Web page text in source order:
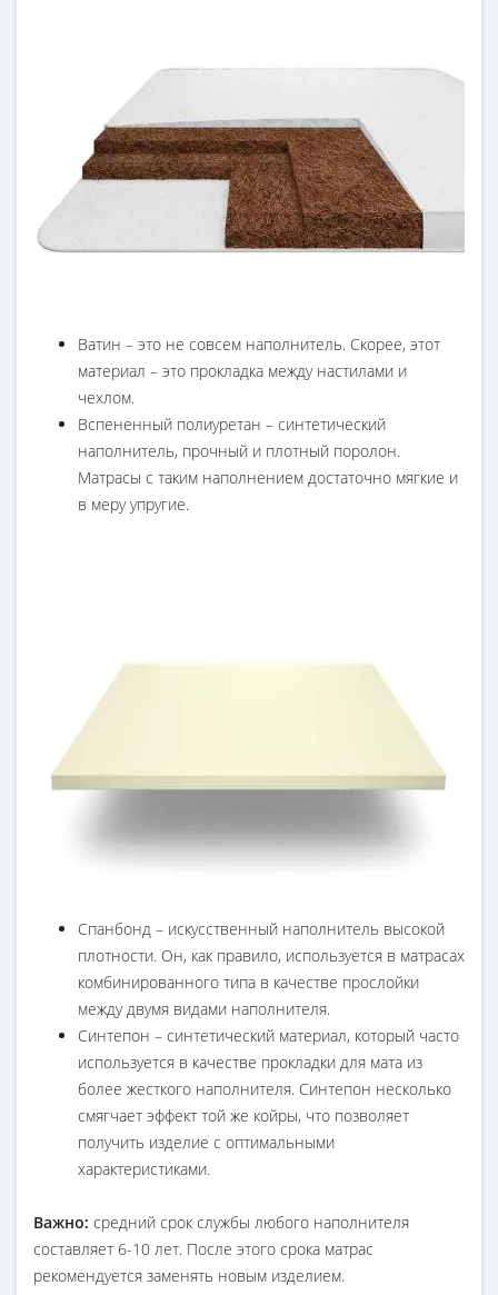
Ватин – это не совсем наполнитель. Скорее, этот
материал – это прокладка между настилами и
чехлом.
Вспененный полиуретан – синтетический
наполнитель, прочный и плотный поролон.
Матрасы с таким наполнением достаточно мягкие и
в меру упругие.
Спанбонд – искусственный наполнитель высокой
плотности. Он, как правило, используется в матрасах
комбинированного типа в качестве прослойки
между двумя видами наполнителя.
Синтепон – синтетический материал, который часто
используется в качестве прокладки для мата из
более жесткого наполнителя. Синтепон несколько
смягчает эффект той же койры, что позволяет
получить изделие с оптимальными
характеристиками.
Важно: средний срок службы любого наполнителя
составляет 6-10 лет. После этого срока матрас
рекомендуется заменять новым изделием.